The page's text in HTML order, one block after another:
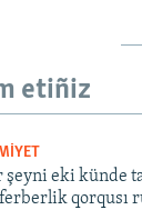
etiñiz
şeyni eki künde
qorqusı